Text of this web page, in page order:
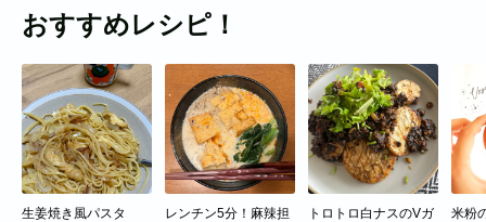
おすすめレシピ！
生姜焼き風パスタ
レンチン5分！麻辣担
トロトロ白ナスのVガ
米粉